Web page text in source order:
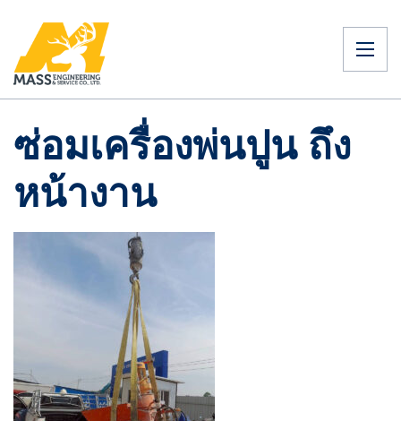
ซ่อมเครื่องพ่นปูน ถึง
หน้างาน